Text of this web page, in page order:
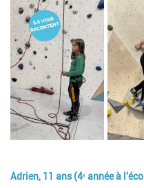
Description
Adrien, 11 ans (4ᵉ année à